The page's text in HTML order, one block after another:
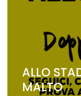
ALLO
MALTO